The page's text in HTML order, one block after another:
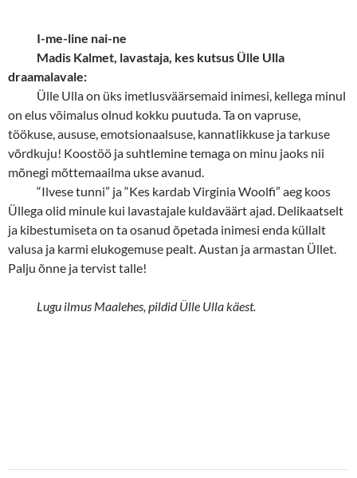
I-me-line nai-ne
Madis Kalmet, lavastaja, kes kutsus Ülle Ulla
draamalavale:
Ülle Ulla on üks imetlusväärsemaid inimesi, kellega minul
on elus võimalus olnud kokku puutuda. Ta on vapruse,
töökuse, aususe, emotsionaalsuse, kannatlikkuse ja tarkuse
võrdkuju! Koostöö ja suhtlemine temaga on minu jaoks nii
mõnegi mõttemaailma ukse avanud.
“Ilvese tunni” ja “Kes kardab Virginia Woolfi” aeg koos
Üllega olid minule kui lavastajale kuldaväärt ajad. Delikaatselt
ja kibestumiseta on ta osanud õpetada inimesi enda küllalt
valusa ja karmi elukogemuse pealt. Austan ja armastan Üllet.
Palju õnne ja tervist talle!
Lugu ilmus Maalehes, pildid Ülle Ulla käest.